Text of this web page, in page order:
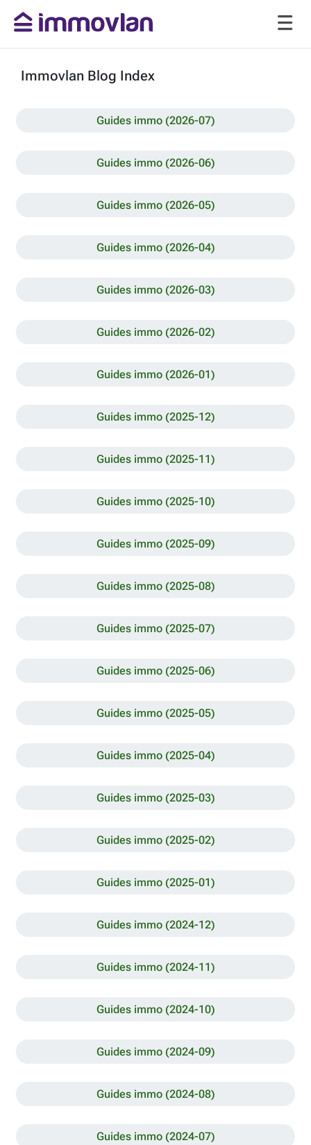
Immovlan Blog Index
Guides immo (2026-07)
Guides immo (2026-06)
Guides immo (2026-05)
Guides immo (2026-04)
Guides immo (2026-03)
Guides immo (2026-02)
Guides immo (2026-01)
Guides immo (2025-12)
Guides immo (2025-11)
Guides immo (2025-10)
Guides immo (2025-09)
Guides immo (2025-08)
Guides immo (2025-07)
Guides immo (2025-06)
Guides immo (2025-05)
Guides immo (2025-04)
Guides immo (2025-03)
Guides immo (2025-02)
Guides immo (2025-01)
Guides immo (2024-12)
Guides immo (2024-11)
Guides immo (2024-10)
Guides immo (2024-09)
Guides immo (2024-08)
Guides immo (2024-07)